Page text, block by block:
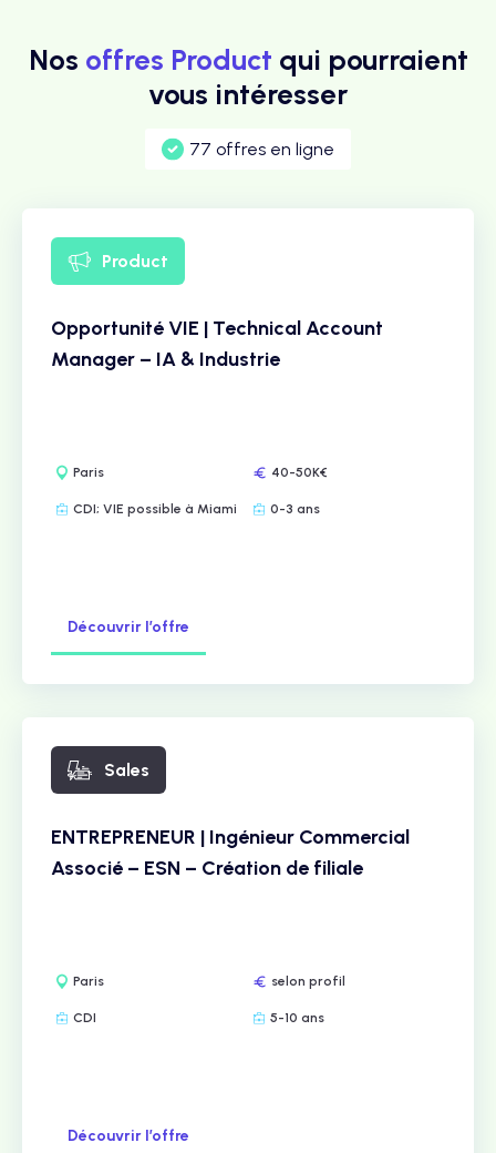
Nos offres Product qui pourraient
vous intéresser
77 offres en ligne
Product
Opportunité VIE | Technical Account
Manager – IA & Industrie
Paris 40-50K€
CDI; VIE possible à Miami 0-3 ans
Découvrir l’offre
Sales
ENTREPRENEUR | Ingénieur Commercial
Associé – ESN – Création de filiale
Paris selon profil
CDI 5-10 ans
Découvrir l’offre